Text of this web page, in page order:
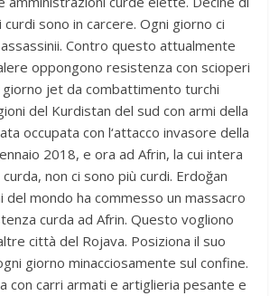
curdi sono in carcere. Ogni giorno ci
Contro questo attualmente
oppongono resistenza con scioperi
giorno jet da combattimento turchi
del Kurdistan del sud con armi della
occupata con l‘attacco invasore della
2018, e ora ad Afrin, la cui intera
non ci sono più curdi. Erdoğan
del mondo ha commesso un massacro
curda ad Afrin. Questo vogliono
città del Rojava. Posiziona il suo
giorno minacciosamente sul confine.
con carri armati e artiglieria pesante e